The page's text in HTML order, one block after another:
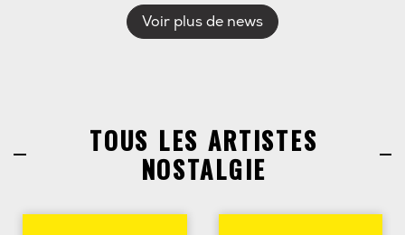
Voir plus de news
TOUS LES ARTISTES
NOSTALGIE